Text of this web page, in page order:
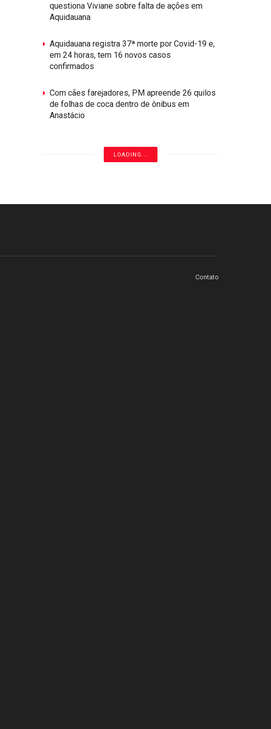
questiona Viviane sobre falta de ações em
Aquidauana
Aquidauana registra 37ª morte por Covid-19 e,
em 24 horas, tem 16 novos casos
confirmados
Com cães farejadores, PM apreende 26 quilos
de folhas de coca dentro de ônibus em
Anastácio
LOADING...
Contato